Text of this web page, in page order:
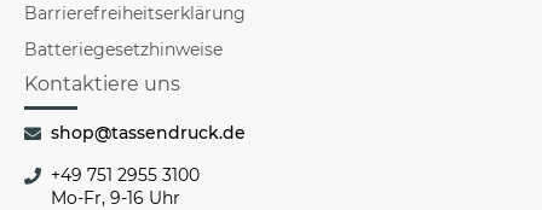
Barrierefreiheitserklärung
Batteriegesetzhinweise
Kontaktiere uns
shop@tassendruck.de
+49 751 2955 3100
Mo-Fr, 9-16 Uhr